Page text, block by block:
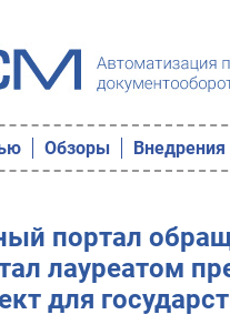
Обзоры Внедрения
портал
лауреатом
для